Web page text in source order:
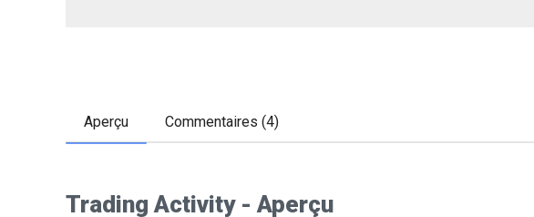
Aperçu Commentaires (4)
Trading Activity - Aperçu